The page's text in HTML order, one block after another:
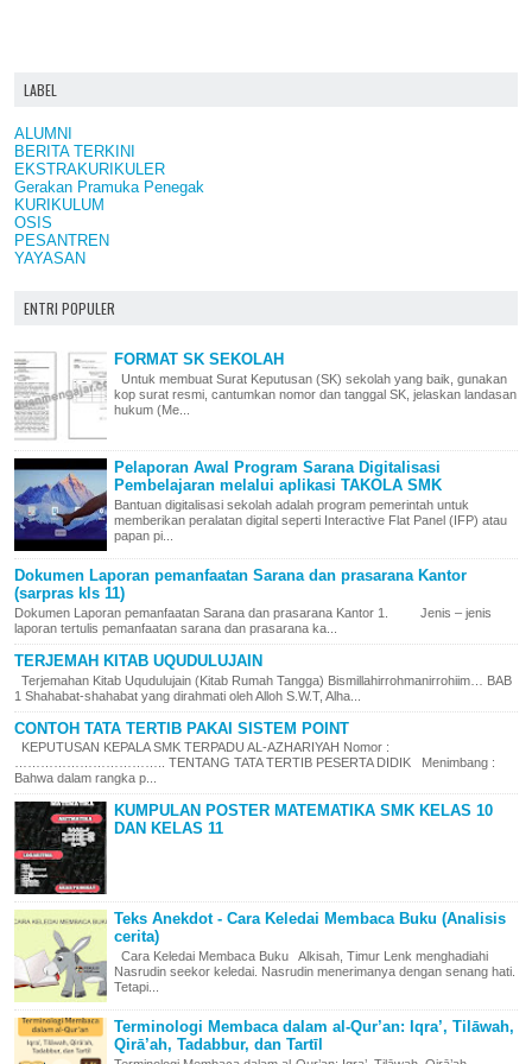
LABEL
ALUMNI
BERITA TERKINI
EKSTRAKURIKULER
Gerakan Pramuka Penegak
KURIKULUM
OSIS
PESANTREN
YAYASAN
ENTRI POPULER
FORMAT SK SEKOLAH
Untuk membuat Surat Keputusan (SK) sekolah yang baik, gunakan
kop surat resmi, cantumkan nomor dan tanggal SK, jelaskan landasan
hukum (Me...
Pelaporan Awal Program Sarana Digitalisasi
Pembelajaran melalui aplikasi TAKOLA SMK
Bantuan digitalisasi sekolah adalah program pemerintah untuk
memberikan peralatan digital seperti Interactive Flat Panel (IFP) atau
papan pi...
Dokumen Laporan pemanfaatan Sarana dan prasarana Kantor
(sarpras kls 11)
Dokumen Laporan pemanfaatan Sarana dan prasarana Kantor 1. Jenis – jenis
laporan tertulis pemanfaatan sarana dan prasarana ka...
TERJEMAH KITAB UQUDULUJAIN
Terjemahan Kitab Uqudulujain (Kitab Rumah Tangga) Bismillahirrohmanirrohiim… BAB
1 Shahabat-shahabat yang dirahmati oleh Alloh S.W.T, Alha...
CONTOH TATA TERTIB PAKAI SISTEM POINT
KEPUTUSAN KEPALA SMK TERPADU AL-AZHARIYAH Nomor :
…………………………….. TENTANG TATA TERTIB PESERTA DIDIK Menimbang :
Bahwa dalam rangka p...
KUMPULAN POSTER MATEMATIKA SMK KELAS 10
DAN KELAS 11
Teks Anekdot - Cara Keledai Membaca Buku (Analisis
cerita)
Cara Keledai Membaca Buku Alkisah, Timur Lenk menghadiahi
Nasrudin seekor keledai. Nasrudin menerimanya dengan senang hati.
Tetapi...
Terminologi Membaca dalam al-Qur’an: Iqra’, Tilāwah,
Qirā’ah, Tadabbur, dan Tartīl